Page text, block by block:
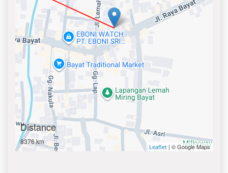
Distance
8376 km
Leaflet | © Google Maps